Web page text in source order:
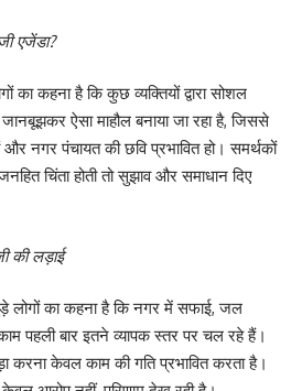
एजेंडा?
कहना है कि कुछ व्यक्तियों द्वारा सोशल
ऐसा माहौल बनाया जा रहा है, जिससे
और नगर पंचायत की छवि प्रभावित हो। समर्थकों
चिंता होती तो सुझाव और समाधान दिए
की लड़ाई
लोगों का कहना है कि नगर में सफाई, जल
पहली बार इतने व्यापक स्तर पर चल रहे हैं।
करना केवल काम की गति प्रभावित करता है।